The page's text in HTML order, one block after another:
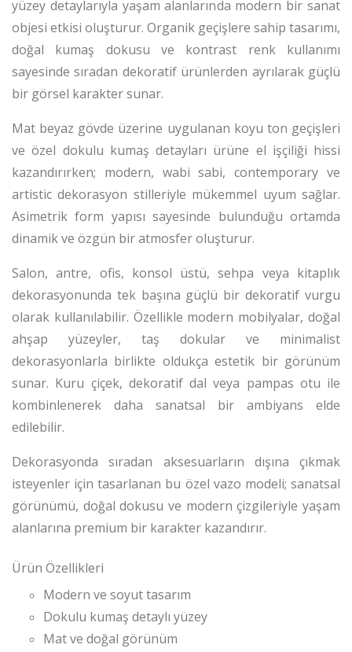
yüzey detaylarıyla yaşam alanlarında modern bir sanat
objesi etkisi oluşturur. Organik geçişlere sahip tasarımı,
doğal kumaş dokusu ve kontrast renk kullanımı
sayesinde sıradan dekoratif ürünlerden ayrılarak güçlü
bir görsel karakter sunar.
Mat beyaz gövde üzerine uygulanan koyu ton geçişleri
ve özel dokulu kumaş detayları ürüne el işçiliği hissi
kazandırırken; modern, wabi sabi, contemporary ve
artistic dekorasyon stilleriyle mükemmel uyum sağlar.
Asimetrik form yapısı sayesinde bulunduğu ortamda
dinamik ve özgün bir atmosfer oluşturur.
Salon, antre, ofis, konsol üstü, sehpa veya kitaplık
dekorasyonunda tek başına güçlü bir dekoratif vurgu
olarak kullanılabilir. Özellikle modern mobilyalar, doğal
ahşap yüzeyler, taş dokular ve minimalist
dekorasyonlarla birlikte oldukça estetik bir görünüm
sunar. Kuru çiçek, dekoratif dal veya pampas otu ile
kombinlenerek daha sanatsal bir ambiyans elde
edilebilir.
Dekorasyonda sıradan aksesuarların dışına çıkmak
isteyenler için tasarlanan bu özel vazo modeli; sanatsal
görünümü, doğal dokusu ve modern çizgileriyle yaşam
alanlarına premium bir karakter kazandırır.
Ürün Özellikleri
Modern ve soyut tasarım
Dokulu kumaş detaylı yüzey
Mat ve doğal görünüm